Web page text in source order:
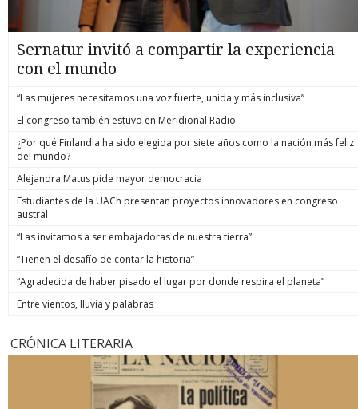
Sernatur invitó a compartir la experiencia
con el mundo
“Las mujeres necesitamos una voz fuerte, unida y más inclusiva”
El congreso también estuvo en Meridional Radio
¿Por qué Finlandia ha sido elegida por siete años como la nación más feliz
del mundo?
Alejandra Matus pide mayor democracia
Estudiantes de la UACh presentan proyectos innovadores en congreso
austral
“Las invitamos a ser embajadoras de nuestra tierra”
“Tienen el desafío de contar la historia”
“Agradecida de haber pisado el lugar por donde respira el planeta”
Entre vientos, lluvia y palabras
CRÓNICA LITERARIA